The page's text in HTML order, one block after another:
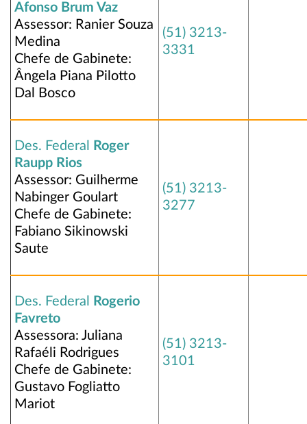
Afonso Brum Vaz
Assessor: Ranier Souza
Medina
Chefe de Gabinete:
Ângela Piana Pilotto
Dal Bosco
(51) 3213-
3331
Des. Federal
Roger
Raupp Rios
Assessor: Guilherme
Nabinger Goulart
Chefe de Gabinete:
Fabiano Sikinowski
Saute
(51) 3213-
3277
Des. Federal
Rogerio
Favreto
Assessora: Juliana
Rafaéli Rodrigues
Chefe de Gabinete:
Gustavo Fogliatto
Mariot
(51) 3213-
3101